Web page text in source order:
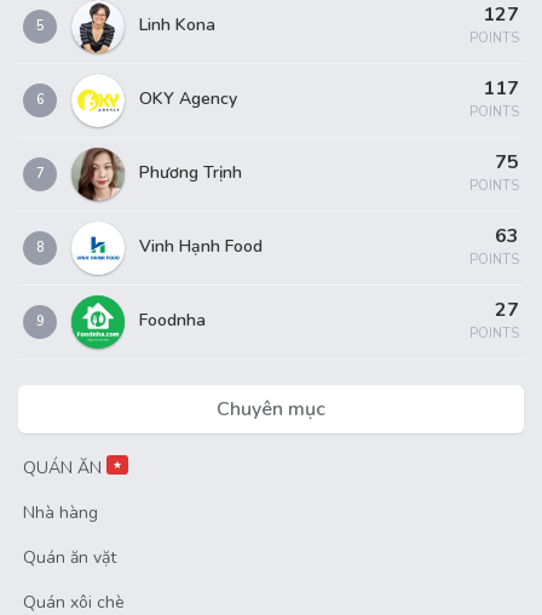
5 Linh Kona 127
POINTS
6 OKY Agency 117
POINTS
7 Phương Trịnh 75
POINTS
8 Vinh Hạnh Food 63
POINTS
9 Foodnha 27
POINTS
Chuyên mục
QUÁN ĂN ★
Nhà hàng
Quán ăn vặt
Quán xôi chè